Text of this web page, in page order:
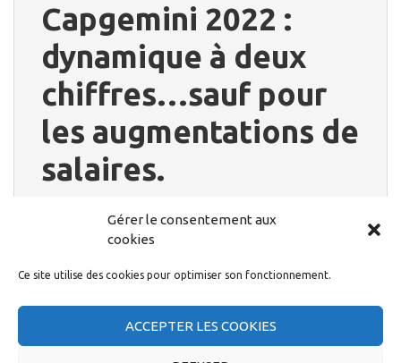
Gérer le consentement aux
cookies
Ce site utilise des cookies pour optimiser son fonctionnement.
ACCEPTER LES COOKIES
Capgemini 2022 :
dynamique à deux
chiffres…sauf pour
les augmentations de
salaires.
Des résultats bien meilleurs qu’en 2021 (+20%), année
historique, des objectifs revus à la hausse, des
les dirigeants qui se félicitent de leur “stratégie”…tout
4 août 2022